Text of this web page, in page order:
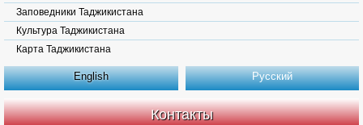
Заповедники Таджикистана
Культура Таджикистана
Карта Таджикистана
English Русский
Контакты